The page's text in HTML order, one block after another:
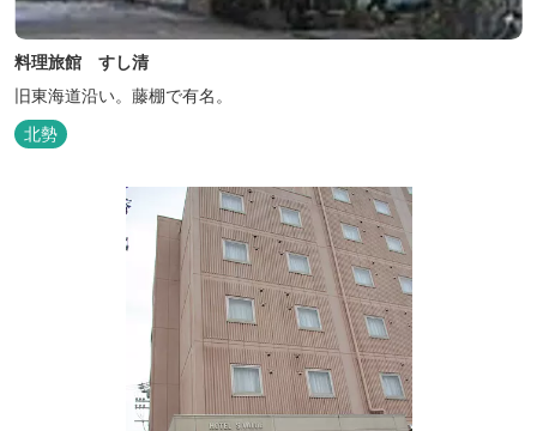
料理旅館 すし清
旧東海道沿い。藤棚で有名。
北勢